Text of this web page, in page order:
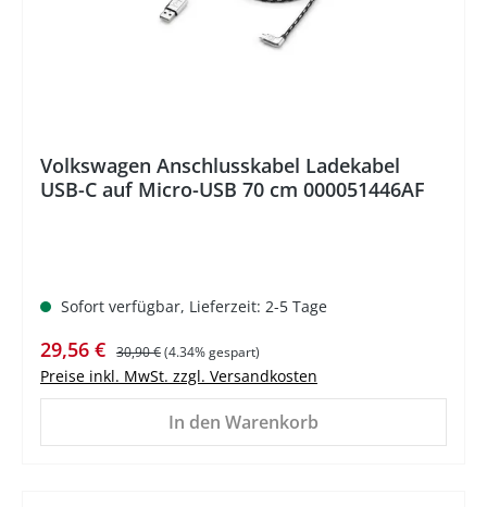
Volkswagen Anschlusskabel Ladekabel
USB-C auf Micro-USB 70 cm 000051446AF
Sofort verfügbar, Lieferzeit: 2-5 Tage
Verkaufspreis:
29,56 € Regulärer Preis:
30,90 €(4.34% gespart)
Preise inkl. MwSt. zzgl. Versandkosten
In den Warenkorb